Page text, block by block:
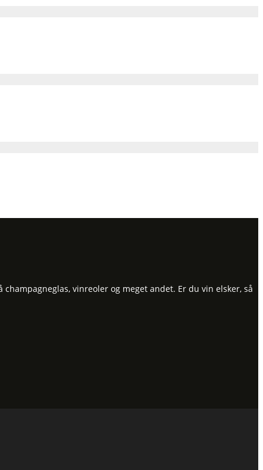
vinreoler og meget andet. Er du vin elsker, så